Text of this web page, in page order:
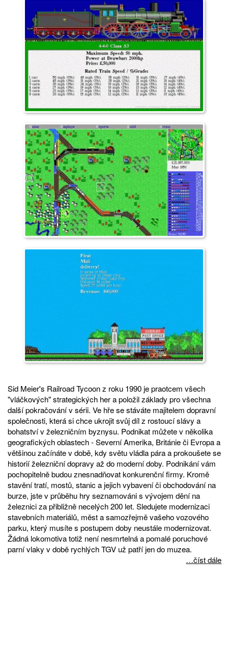
Sid Meier's Railroad Tycoon z roku 1990 je praotcem všech
"vláčkových" strategických her a položil základy pro všechna
další pokračování v sérii. Ve hře se stáváte majitelem dopravní
společnosti, která si chce ukrojit svůj díl z rostoucí slávy a
bohatství v železničním byznysu. Podnikat můžete v několika
geografických oblastech - Severní Amerika, Británie či Evropa a
většinou začínáte v době, kdy světu vládla pára a prokoušete se
historií železniční dopravy až do moderní doby. Podnikání vám
pochopitelně budou znesnadňovat konkurenční firmy. Kromě
stavění tratí, mostů, stanic a jejich vybavení či obchodování na
burze, jste v průběhu hry seznamováni s vývojem dění na
železnici za přibližně necelých 200 let. Sledujete modernizaci
stavebních materiálů, měst a samozřejmě vašeho vozového
parku, který musíte s postupem doby neustále modernizovat.
Žádná lokomotiva totiž není nesmrtelná a pomalé poruchové
parní vlaky v době rychlých TGV už patří jen do muzea.
…číst dále